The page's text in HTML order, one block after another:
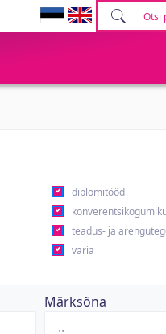
diplomitööd
teadus- ja
varia
Märksõna